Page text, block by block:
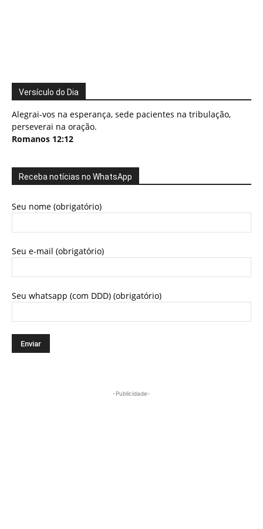
Versículo do Dia
Alegrai-vos na esperança, sede pacientes na tribulação,
perseverai na oração.
Romanos 12:12
Receba notícias no WhatsApp
Seu nome (obrigatório)
Seu e-mail (obrigatório)
Seu whatsapp (com DDD) (obrigatório)
-Publicidade-